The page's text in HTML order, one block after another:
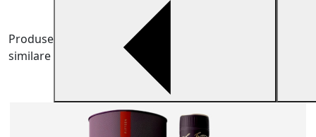
Produse
similare